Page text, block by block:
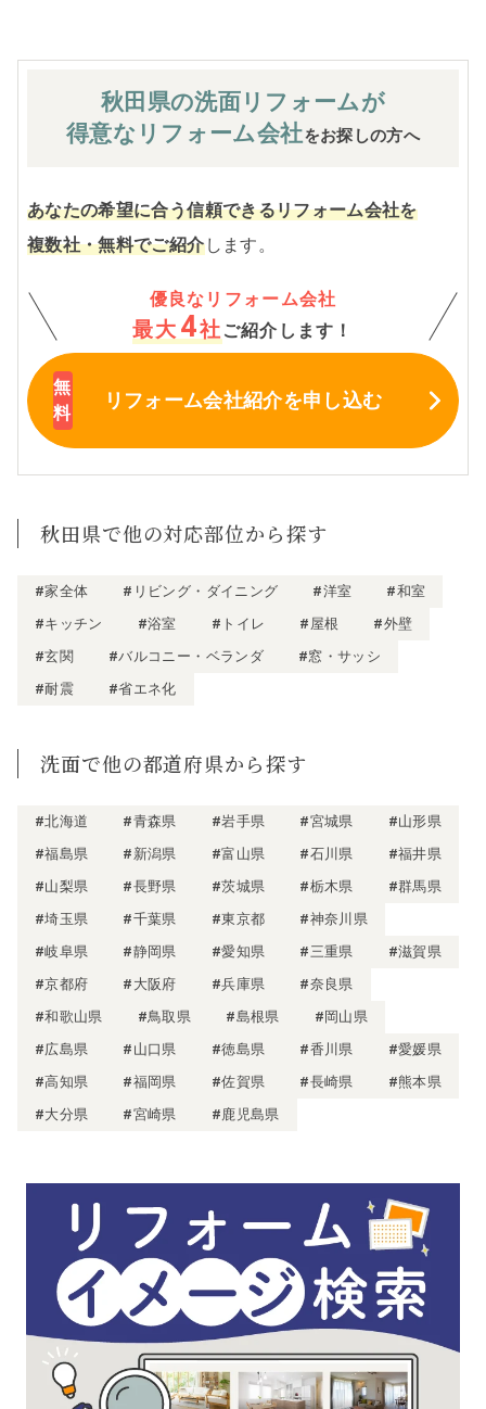
秋田県の洗面 リフォームが
得意なリフォーム会社をお探しの方へ
あなたの希望に合う信頼できるリフォーム会社を
複数社・無料でご紹介します。
優良なリフォーム会社
最大 4社 ご紹介します！
リフォーム会社紹介を申し込む
秋田県で他の対応部位から探す
#家全体 #リビング・ダイニング #洋室
#和室
#キッチン
#浴室 #トイレ #屋根
#外壁
#玄関
#バルコニー・ベランダ
#窓・サッシ
#耐震
#省エネ化
洗面で他の都道府県から探す
#北海道 #青森県 #岩手県 #宮城県
#山形県
#福島県
#新潟県 #富山県 #石川県
#福井県
#山梨県
#長野県 #茨城県 #栃木県
#群馬県
#埼玉県
#千葉県 #東京都
#神奈川県
#岐阜県
#静岡県 #愛知県 #三重県
#滋賀県
#京都府
#大阪府 #兵庫県
#奈良県
#和歌山県
#鳥取県 #島根県
#岡山県
#広島県
#山口県 #徳島県 #香川県
#愛媛県
#高知県
#福岡県 #佐賀県 #長崎県
#熊本県
#大分県
#宮崎県 #鹿児島県